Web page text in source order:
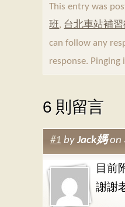
This entry was
班, 台北車站補
can follow any
response.
6 則留言
#1 byJack媽on
目前
謝謝